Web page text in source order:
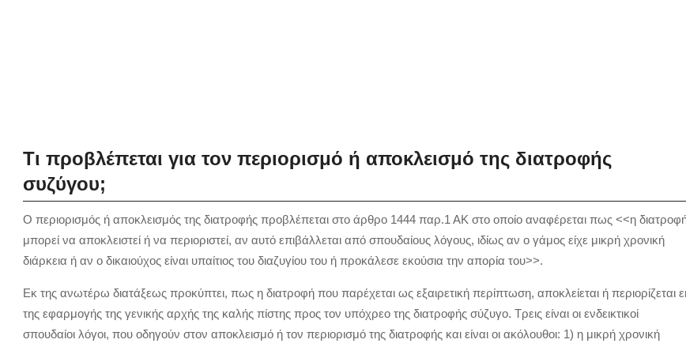
Τι προβλέπεται για τον περιορισμό ή αποκλεισμό της διατροφής
συζύγου;
O περιορισμός ή αποκλεισμός της διατροφής προβλέπεται στο άρθρο 1444 παρ.1 ΑΚ στο οποίο αναφέρεται πως <<η
μπορεί να αποκλειστεί ή να περιοριστεί, αν αυτό επιβάλλεται από σπουδαίους λόγους, ιδίως αν ο γάμος είχε μικρή χρονική
διάρκεια ή αν ο δικαιούχος είναι υπαίτιος του διαζυγίου του ή προκάλεσε εκούσια την απορία του>>.
Εκ της ανωτέρω διατάξεως προκύπτει, πως η διατροφή που παρέχεται ως εξαιρετική περίπτωση, αποκλείεται ή περιορίζεται
της εφαρμογής της γενικής αρχής της καλής πίστης προς τον υπόχρεο της διατροφής σύζυγο. Τρεις είναι οι ενδεικτικοί
σπουδαίοι λόγοι, που οδηγούν στον αποκλεισμό ή τον περιορισμό της διατροφής και είναι οι ακόλουθοι: 1) η μικρή χρονική